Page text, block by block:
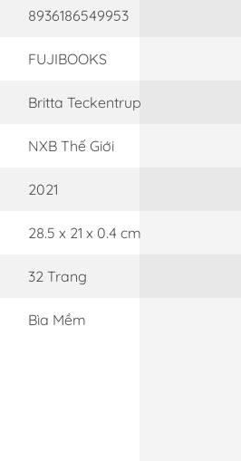
8936186549953
FUJIBOOKS
Britta Teckentrup
NXB Thế Giới
2021
28.5 x 21 x 0.4 cm
32 Trang
Bìa Mềm